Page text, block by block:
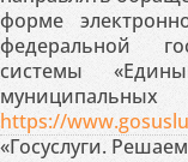
форме
федеральной
системы
https://
«Госуслуги.